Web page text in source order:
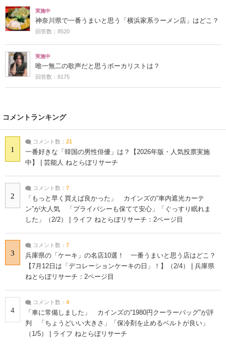
実施中
神奈川県で一番うまいと思う「横浜家系ラーメン店」はどこ？
回答数：8520
実施中
唯一無二の歌声だと思うボーカリストは？
回答数：8175
コメントランキング
1
コメント数： 21
一番好きな「韓国の男性俳優」は？【2026年版・人気投票実施
中】 | 芸能人 ねとらぼリサーチ
2
コメント数： 7
「もっと早く買えば良かった」 カインズの“車内遮光カーテ
ン”が大人気 「プライバシーも保てて安心」「ぐっすり眠れま
した」（2/2） | ライフ ねとらぼリサーチ：2ページ目
3
コメント数： 7
兵庫県の「ケーキ」の名店10選！ 一番うまいと思う店はどこ？
【7月12日は「デコレーションケーキの日」！】（2/4） | 兵庫県
ねとらぼリサーチ：2ページ目
4
コメント数： 4
「車に常備しました」 カインズの“1980円クーラーバッグ”が評
判 「ちょうどいい大きさ」「保冷剤を止めるベルトが良い」
（1/5） | ライフ ねとらぼリサーチ